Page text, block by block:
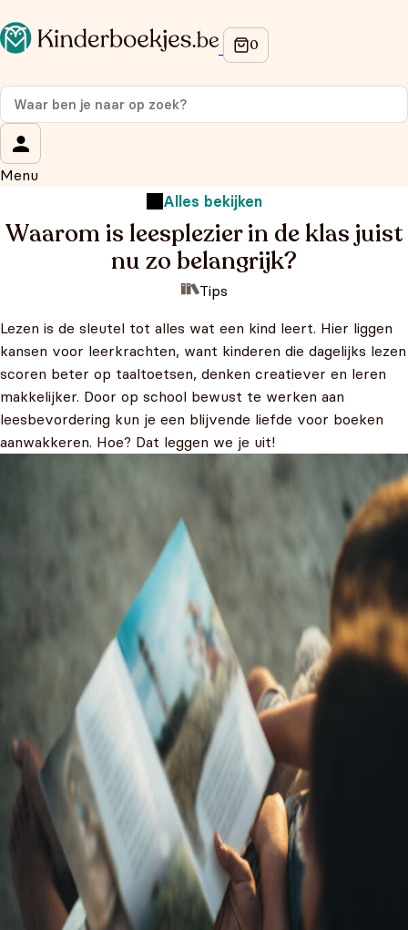
Menu
Alles bekijken
Waarom is leesplezier in de klas juist
nu zo belangrijk?
Tips
Lezen is de sleutel tot alles wat een kind leert. Hier liggen
kansen voor leerkrachten, want kinderen die dagelijks lezen
scoren beter op taaltoetsen, denken creatiever en leren
makkelijker. Door op school bewust te werken aan
leesbevordering kun je een blijvende liefde voor boeken
aanwakkeren. Hoe? Dat leggen we je uit!